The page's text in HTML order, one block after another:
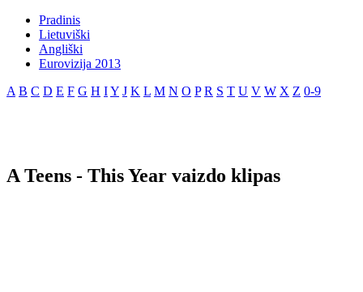
Pradinis
Lietuviški
Angliški
Eurovizija 2013
A B C D E F G H IY J K L M N O P R S T U V W X Z 0-9
A Teens - This Year vaizdo klipas